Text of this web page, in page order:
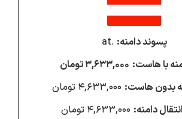
.at
۳,۶۳۳,۰۰۰ تومان
۴,۶۳۳,۰۰۰ تومان
۴,۶۳۳,۰۰۰ تومان